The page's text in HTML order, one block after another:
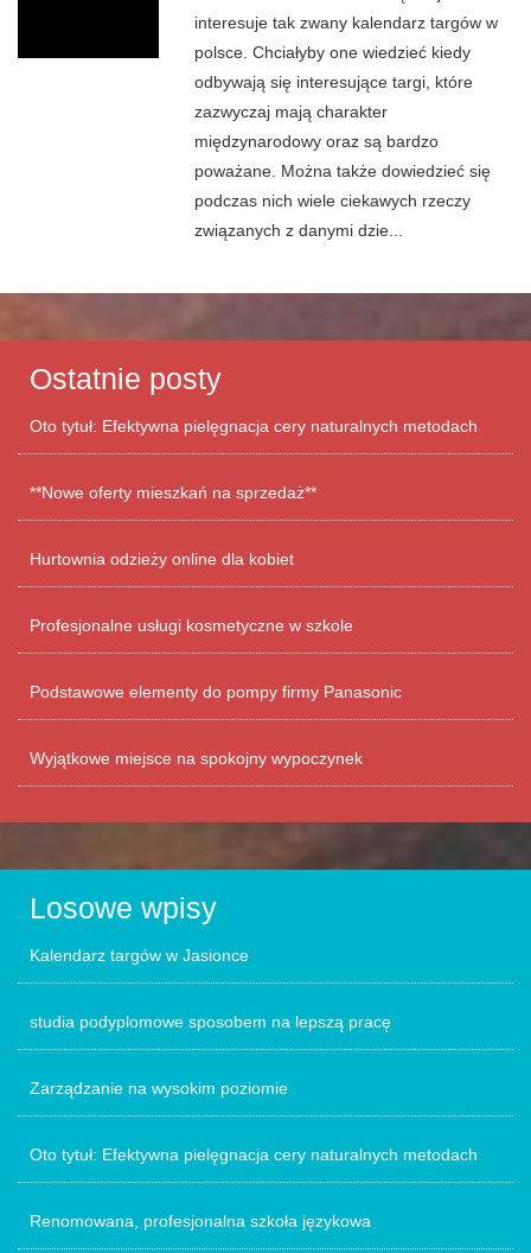
interesuje tak zwany kalendarz targów w
polsce. Chciałyby one wiedzieć kiedy
odbywają się interesujące targi, które
zazwyczaj mają charakter
międzynarodowy oraz są bardzo
poważane. Można także dowiedzieć się
podczas nich wiele ciekawych rzeczy
związanych z danymi dzie...
Ostatnie posty
Oto tytuł: Efektywna pielęgnacja cery naturalnych metodach
**Nowe oferty mieszkań na sprzedaż**
Hurtownia odzieży online dla kobiet
Profesjonalne usługi kosmetyczne w szkole
Podstawowe elementy do pompy firmy Panasonic
Wyjątkowe miejsce na spokojny wypoczynek
Losowe wpisy
Kalendarz targów w Jasionce
studia podyplomowe sposobem na lepszą pracę
Zarządzanie na wysokim poziomie
Oto tytuł: Efektywna pielęgnacja cery naturalnych metodach
Renomowana, profesjonalna szkoła językowa